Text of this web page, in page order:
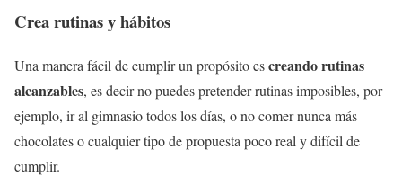
Crea rutinas y hábitos
Una manera fácil de cumplir un propósito escreando rutinas
alcanzables, es decir no puedes pretender rutinas imposibles, por
ejemplo, ir al gimnasio todos los días, o no comer nunca más
chocolates o cualquier tipo de propuesta poco real y difícil de
cumplir.